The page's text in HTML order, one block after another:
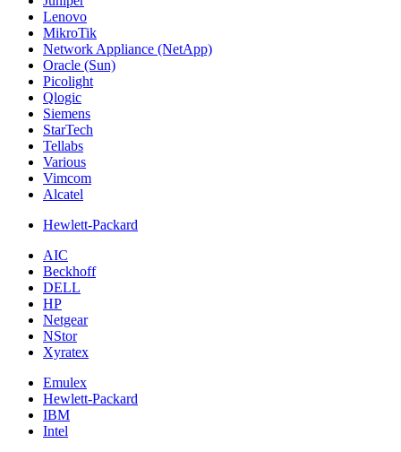
Lenovo
MikroTik
Network Appliance (NetApp)
Oracle (Sun)
Picolight
Qlogic
Siemens
StarTech
Tellabs
Various
Vimcom
Alcatel
Hewlett-Packard
AIC
Beckhoff
DELL
HP
Netgear
NStor
Xyratex
Emulex
Hewlett-Packard
IBM
Intel